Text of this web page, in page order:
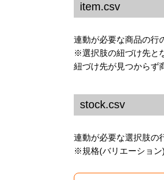
item.csv
連動が必要な商品の行
※選択肢の紐づけ先と
紐づけ先が見つからず
stock.csv
連動が必要な選択肢の
※規格(バリエーション